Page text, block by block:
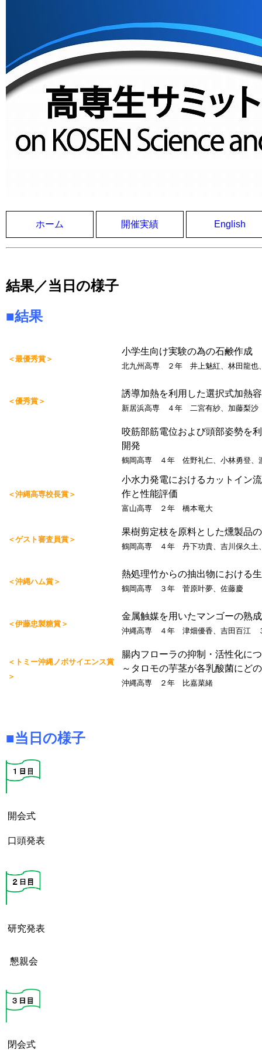
ホーム 開催実績 English
結果／当日の様子
■結果
＜最優秀賞＞
小学生向け実験の為の石鹸作成
北九州高専 ２年 井上魅紅、林田龍也
＜優秀賞＞
誘導加熱を利用した選択式加熱
新居浜高専 ４年 二宮有紗、加藤梨沙
咬筋部筋電位および頭部姿勢を
開発
鶴岡高専 ４年 佐野礼仁、小林勇登、
＜沖縄高専校長賞＞
小水力発電におけるカットイン
作と性能評価
富山高専 ２年 橋本竜大
＜ゲスト審査員賞＞
果樹剪定枝を原料とした燻製品
鶴岡高専 ４年 丹下功貴、吉川保久土
＜沖縄ハム賞＞
熱処理竹からの抽出物における
鶴岡高専 ３年 菅原叶夢、佐藤慶
＜伊藤忠製糖賞＞
金属触媒を用いたマンゴーの熟
沖縄高専 ４年 津畑優香、吉田百江
＜トミー沖縄ノボサイエンス賞
＞
腸内フローラの抑制・活性化に
～タロモの芋茎が各乳酸菌にど
沖縄高専 ２年 比嘉菜緒
■当日の様子
開会式
口頭発表
研究発表
懇親会
閉会式